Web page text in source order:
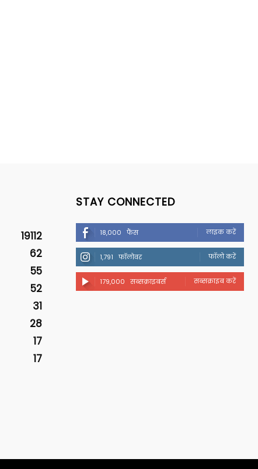
19112
62
55
52
31
28
17
17
STAY CONNECTED
18,000 फैंस लाइक करें
1,791 फॉलोवर फॉलो करें
179,000 सब्सक्राइबर्स सब्सक्राइब करें